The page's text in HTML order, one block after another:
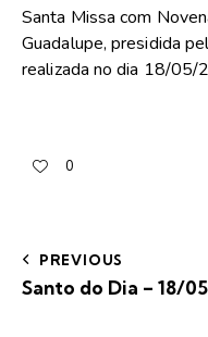
Santa Missa com
Guadalupe, presidida
realizada no dia 18/05/
0
PREVIOUS
Santo do Dia – 18/05